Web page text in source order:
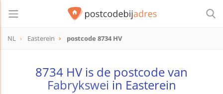
NL Easterein postcode 8734 HV
8734 HV is de postcode van
Fabrykswei in Easterein